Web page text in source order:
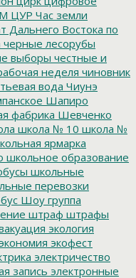
ЦУР Час земли
Дальнего Востока по
черные лесорубы
выборы честные и
неделя чиновник
вода Чиунэ
Шапиро
фабрика Шевченко
школа № 10 школа №
ярмарка
школьное образование
школьные
перевозки
Шоу группа
штраф штрафы
экология
экономия экофест
электричество
запись электронные